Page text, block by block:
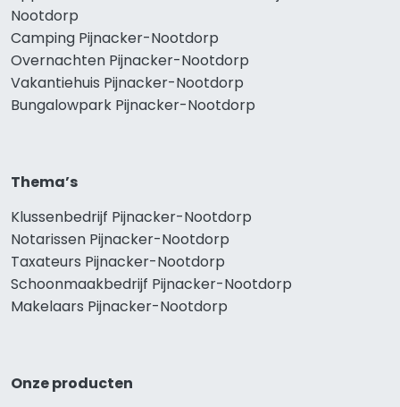
Nootdorp
Camping Pijnacker-Nootdorp
Overnachten Pijnacker-Nootdorp
Vakantiehuis Pijnacker-Nootdorp
Bungalowpark Pijnacker-Nootdorp
Thema’s
Klussenbedrijf Pijnacker-Nootdorp
Notarissen Pijnacker-Nootdorp
Taxateurs Pijnacker-Nootdorp
Schoonmaakbedrijf Pijnacker-Nootdorp
Makelaars Pijnacker-Nootdorp
Onze producten